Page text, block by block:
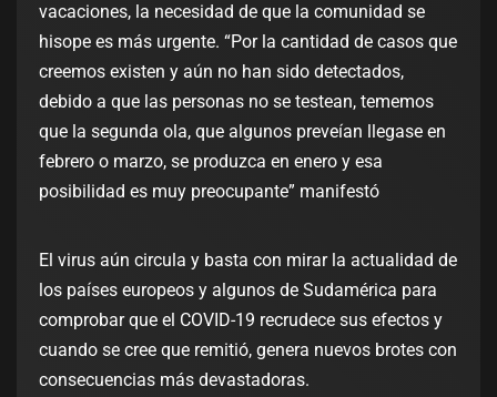
vacaciones, la necesidad de que la comunidad se
hisope es más urgente. “Por la cantidad de casos que
creemos existen y aún no han sido detectados,
debido a que las personas no se testean, tememos
que la segunda ola, que algunos preveían llegase en
febrero o marzo, se produzca en enero y esa
posibilidad es muy preocupante” manifestó
El virus aún circula y basta con mirar la actualidad de
los países europeos y algunos de Sudamérica para
comprobar que el COVID-19 recrudece sus efectos y
cuando se cree que remitió, genera nuevos brotes con
consecuencias más devastadoras.